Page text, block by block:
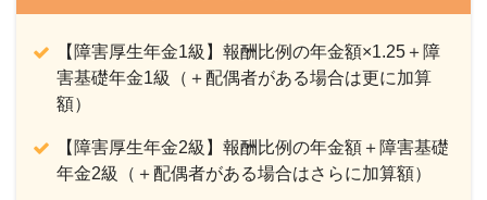
【障害厚生年金1級】報酬比例の年金額×1.25＋障
害基礎年金1級（＋配偶者がある場合は更に加算
額）
【障害厚生年金2級】報酬比例の年金額＋障害基礎
年金2級（＋配偶者がある場合はさらに加算額）